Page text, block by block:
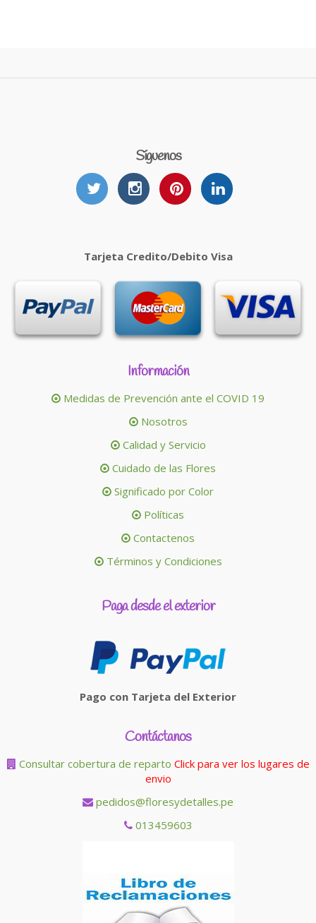
Síguenos
Tarjeta Credito/Debito Visa
Información
Medidas de Prevención ante el COVID 19
Nosotros
Calidad y Servicio
Cuidado de las Flores
Significado por Color
Políticas
Contactenos
Términos y Condiciones
Paga desde el exterior
Pago con Tarjeta del Exterior
Contáctanos
Consultar cobertura de reparto Click para ver los lugares de
envio
pedidos@floresydetalles.pe
013459603